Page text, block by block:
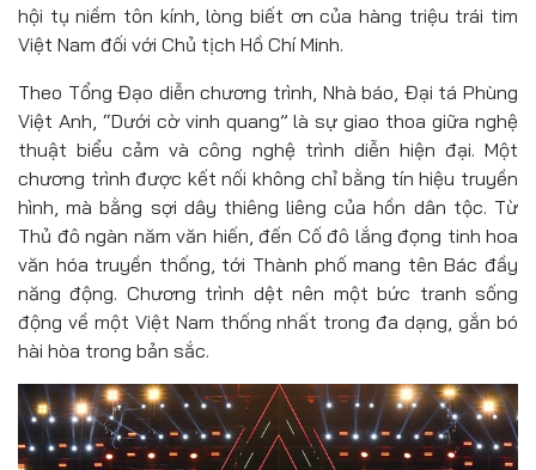
hội tụ niềm tôn kính, lòng biết ơn của hàng triệu trái tim
Việt Nam đối với Chủ tịch Hồ Chí Minh.
Theo Tổng Đạo diễn chương trình, Nhà báo, Đại tá Phùng
Việt Anh, “Dưới cờ vinh quang” là sự giao thoa giữa nghệ
thuật biểu cảm và công nghệ trình diễn hiện đại. Một
chương trình được kết nối không chỉ bằng tín hiệu truyền
hình, mà bằng sợi dây thiêng liêng của hồn dân tộc. Từ
Thủ đô ngàn năm văn hiến, đến Cố đô lắng đọng tinh hoa
văn hóa truyền thống, tới Thành phố mang tên Bác đầy
năng động. Chương trình dệt nên một bức tranh sống
động về một Việt Nam thống nhất trong đa dạng, gắn bó
hài hòa trong bản sắc.